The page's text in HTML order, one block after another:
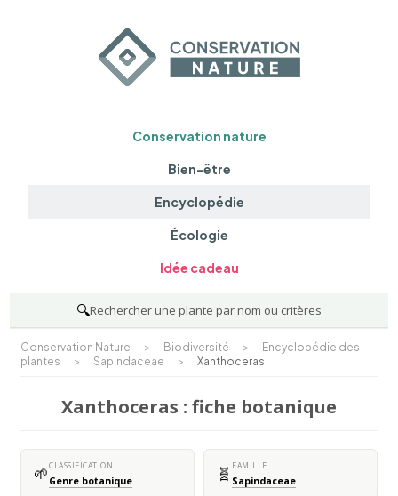
Conservation nature
Bien-être
Encyclopédie
Écologie
Idée cadeau
🔍Rechercher une plante par nom ou critères
Conservation Nature > Biodiversité >
Encyclopédie des
plantes
> Sapindaceae > Xanthoceras
Xanthoceras : fiche botanique
🌱CLASSIFICATION
Genre botanique 🧬 FAMILLE
Sapindaceae